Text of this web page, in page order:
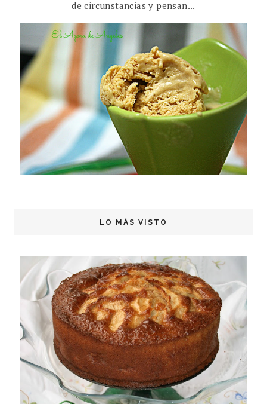
de circunstancias y pensan...
LO MÁS VISTO